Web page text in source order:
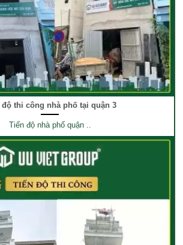
độ thi công nhà phố tại quận 3
Tiến độ nhà phố quận ..